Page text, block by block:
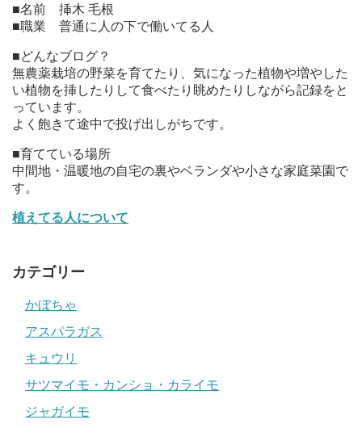
■名前 挿木 毛根
■職業 普通に人の下で働いてる人
■どんなブログ？
無農薬栽培の野菜を育てたり、気になった植物や増やした
い植物を挿したりして食べたり眺めたりしながら記録をと
っています。
よく飽きて途中で投げ出しがちです。
■育てている場所
中間地・温暖地の自宅の裏やベランダや小さな家庭菜園で
す。
植えてる人について
カテゴリー
かぼちゃ
アスパラガス
キュウリ
サツマイモ・カンショ・カライモ
ジャガイモ